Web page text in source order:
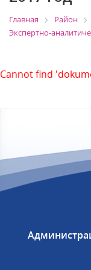
Главная Район
Экспертно-
Cannot find